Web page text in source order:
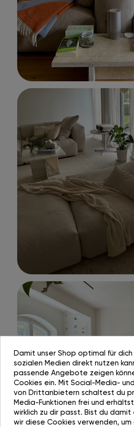
Damit unser Shop optimal für
sozialen Medien direkt nutzen
passende Angebote zeigen
Cookies ein. Mit Social-Media-
von Drittanbietern schaltest du
Media-Funktionen frei und
wirklich zu dir passt. Bist du
wir diese Cookies verwenden, um